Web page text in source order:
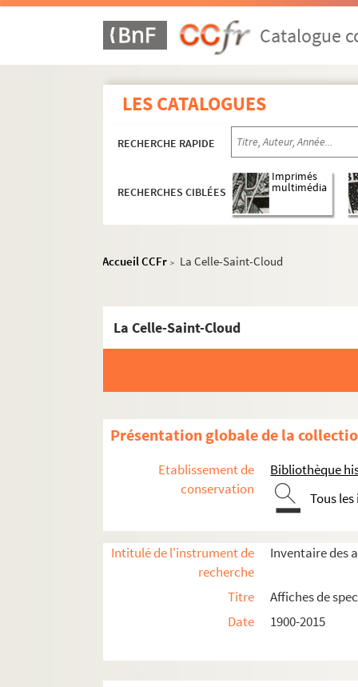
Catalogue
LES CATALOGUES
RECHERCHE RAPIDE
RECHERCHES CIBLÉES
Imprimés
multimédia
Accueil CCFr > La Celle-Saint-Cloud
La Celle-Saint-Cloud
Présentation globale de la
Etablissement de
conservation
Bibliothèque
Tous
Intitulé de l'instrument de
recherche
Inventaire des
Titre
Affiches de
Date
1900-2015
Yvelines